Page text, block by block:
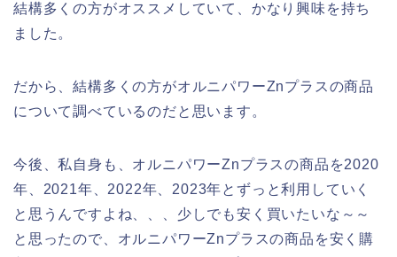
結構多くの方がオススメしていて、かなり興味を持ち
ました。
だから、結構多くの方がオルニパワーZnプラスの商品
について調べているのだと思います。
今後、私自身も、オルニパワーZnプラスの商品を2020
年、2021年、2022年、2023年とずっと利用していく
と思うんですよね、、、少しでも安く買いたいな～～
と思ったので、オルニパワーZnプラスの商品を安く購